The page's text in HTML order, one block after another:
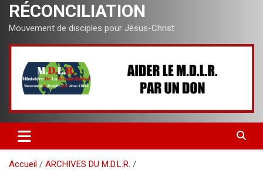
RÉCONCILIATION
Mouvement de disciples pour Jésus-Christ
Accueil
ARCHIVES DU M.D.L.R.